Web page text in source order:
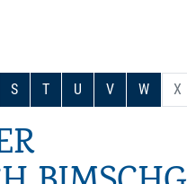
S T U V W X